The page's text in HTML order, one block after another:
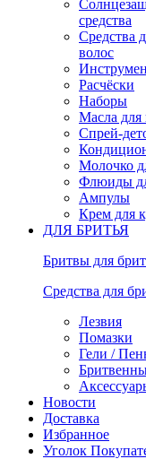
средства
Средства
волос
Расчёски
Наборы
Масла для
Спрей-
Молочко
Флюиды
Ампулы
Крем для
ДЛЯ БРИТЬЯ
Бритвы для
Средства для
Лезвия
Помазки
Гели /
Новости
Доставка
Избранное
Уголок